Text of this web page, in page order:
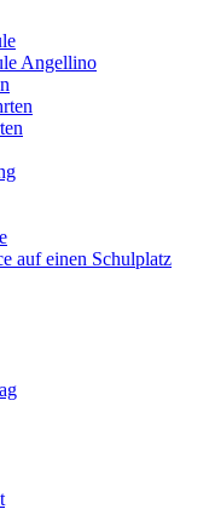
Angellino
auf einen Schulplatz